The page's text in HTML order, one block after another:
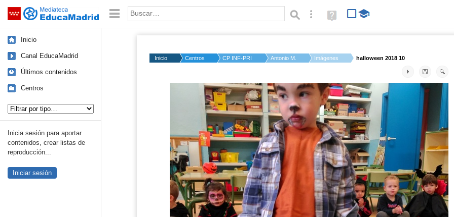
Saltar navegación Palabra o frase: Búsqueda avanzada
Ayuda
(en
Inicio
Canal EducaMadrid
Últimos contenidos
Centros
Inicia sesión para aportar
contenidos, crear listas de
reproducción...
Iniciar sesión
Inicio Centros CP INF-PRI JUAN GRISAntonio M. Imágenes halloween 2018 10